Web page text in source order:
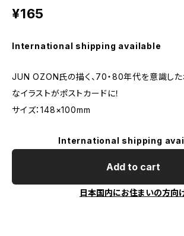
¥165
International shipping available
JUN OZON氏の描く、70・80年代を意識した
なイラストがポストカードに！
サイズ：148×100mm
International shipping
Add to cart
日本国内にお住まいの方向